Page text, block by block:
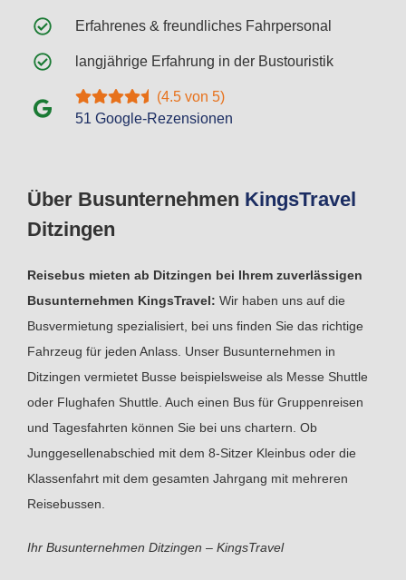
Über Busunternehmen KingsTravel
Ditzingen
Reisebus mieten ab Ditzingen bei Ihrem zuverlässigen
Busunternehmen KingsTravel: Wir haben uns auf die
Busvermietung spezialisiert, bei uns finden Sie das richtige
Fahrzeug für jeden Anlass. Unser Busunternehmen in
Ditzingen vermietet Busse beispielsweise als Messe Shuttle
oder Flughafen Shuttle. Auch einen Bus für Gruppenreisen
und Tagesfahrten können Sie bei uns chartern. Ob
Junggesellenabschied mit dem 8-Sitzer Kleinbus oder die
Klassenfahrt mit dem gesamten Jahrgang mit mehreren
Reisebussen.
Ihr Busunternehmen Ditzingen – KingsTravel
Erfahrenes & freundliches Fahrpersonal
langjährige Erfahrung in der Bustouristik
(4.5 von 5)
51 Google-Rezensionen